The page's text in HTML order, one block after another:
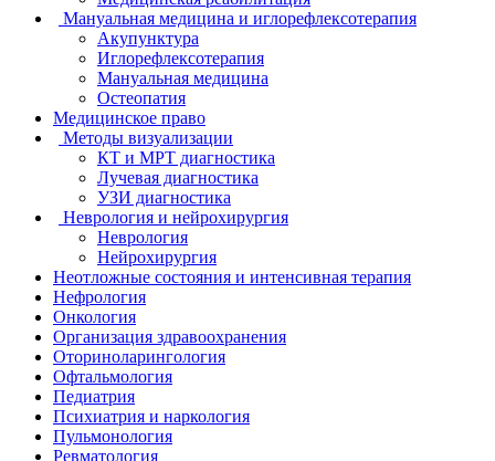
Мануальная медицина и иглорефлексотерапия
Акупунктура
Иглорефлексотерапия
Мануальная медицина
Остеопатия
Медицинское право
Методы визуализации
КТ и МРТ диагностика
Лучевая диагностика
УЗИ диагностика
Неврология и нейрохирургия
Неврология
Нейрохирургия
Неотложные состояния и интенсивная терапия
Нефрология
Онкология
Организация здравоохранения
Оториноларингология
Офтальмология
Педиатрия
Психиатрия и наркология
Пульмонология
Ревматология